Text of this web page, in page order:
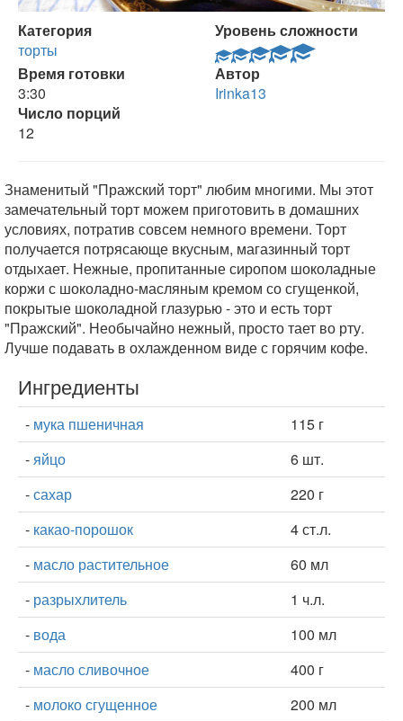
Категория
торты
Уровень сложности
Время готовки
3:30
Автор
Irinka13
Число порций
12
Знаменитый "Пражский торт" любим многими. Мы этот
замечательный торт можем приготовить в домашних
условиях, потратив совсем немного времени. Торт
получается потрясающе вкусным, магазинный торт
отдыхает. Нежные, пропитанные сиропом шоколадные
коржи с шоколадно-масляным кремом со сгущенкой,
покрытые шоколадной глазурью - это и есть торт
"Пражский". Необычайно нежный, просто тает во рту.
Лучше подавать в охлажденном виде с горячим кофе.
Ингредиенты
- мука пшеничная
115 г
-яйцо
6 шт.
-сахар
220 г
- какао-порошок
4 ст.л.
- масло растительное
60 мл
- разрыхлитель
1 ч.л.
- вода
100 мл
- масло сливочное
400 г
- молоко сгущенное
200 мл